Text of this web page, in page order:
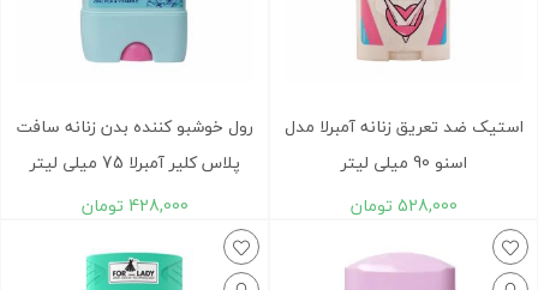
استیک ضد تعریق زنانه آمبرلا مدل
اسنو 90 میلی لیتر
528,000 تومان
رول خوشبو کننده بدن زنانه سافت
پلاس کلیر آمبرلا 75 میلی لیتر
428,000 تومان